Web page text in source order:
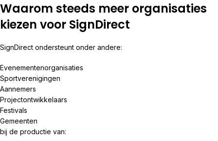
Waarom steeds meer organisaties
kiezen voor SignDirect
SignDirect ondersteunt onder andere:
Evenementenorganisaties
Sportverenigingen
Aannemers
Projectontwikkelaars
Festivals
Gemeenten
bij de productie van: